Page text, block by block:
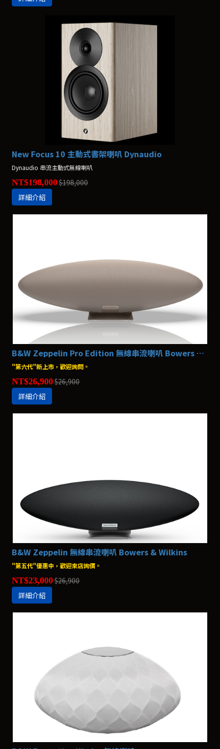
New Focus 10 主動式書架喇叭 Dynaudio
Dynaudio 串流主動式無線喇叭
NT$198,000$198,000
詳細介紹
B&W Zeppelin Pro Edition 無線串流喇叭 Bowers & Wilkins
"第六代"新上市，歡迎詢問。
NT$26,900$26,900
詳細介紹
B&W Zeppelin 無線串流喇叭 Bowers & Wilkins
"第五代"優惠中，歡迎來店詢價。
NT$23,000$26,900
詳細介紹